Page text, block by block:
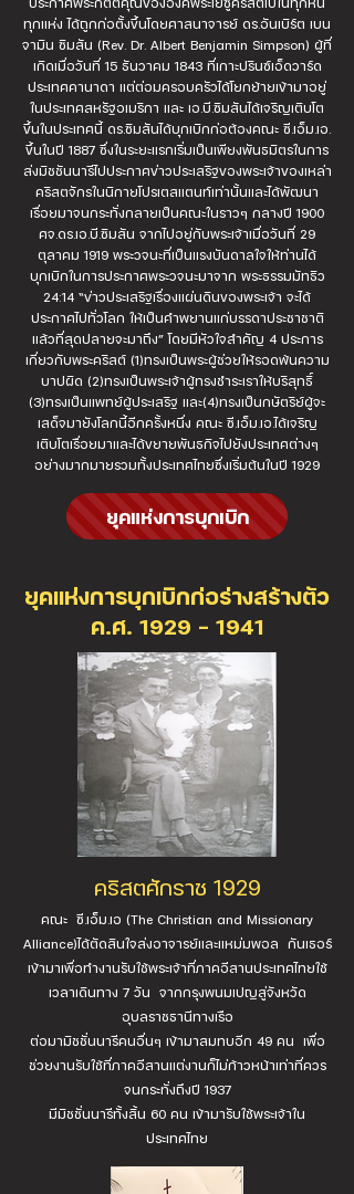
ทุกแห่ง ได้ถูกก่อตั้งขึ้นโดยศาสนาจารย์ ดร.อันเบิร์ต เบน
จามิน ซิมสัน (Rev. Dr. Albert Benjamin Simpson) ผู้ที่
เกิดเมื่อวันที่ 15 ธันวาคม 1843 ที่เกาะปรินซ์เอ็ดวาร์ด
ประเทศคานาดา แต่ต่อมครอบครัวได้โยกย้ายเข้ามาอยู่
ในประเทศสหรัฐอเมริกา และ เอ.บี.ซิมสันได้เจริญเติบโต
ขึ้นในประเทศนี้ ดร.ซิมสันได้บุกเบิกก่อต้องคณะ ซี.เอ็ม.เอ.
ขึ้นในปี 1887 ซึ่งในระยะแรกเริ่มเป็นเพียงพันธมิตรในการ
ส่งมิชชันนารีไปประกาศข่าวประเสริฐของพระเจ้าของเหล่า
คริสตจักรในนิกายโปรเตสแตนท์เท่านั้นและได้พัฒนา
เรื่อยมาจนกระทั่งกลายเป็นคณะในราวๆ กลางปี 1900
ศจ.ดร.เอ.บี.ซิมสัน จากไปอยู่กับพระเจ้าเมื่อวันที่ 29
ตุลาคม 1919 พระวจนะที่เป็นแรงบันดาลใจให้ท่านได้
บุกเบิกในการประกาศพระวจนะมาจาก พระธรรมมัทธิว
24:14 “ข่าวประเสริฐเรื่องแผ่นดินของพระเจ้า จะได้
ประกาศไปทั่วโลก ให้เป็นคำพยานแก่บรรดาประชาชาติ
แล้วที่สุดปลายจะมาถึง” โดยมีหัวใจสำคัญ 4 ประการ
เกี่ยวกับพระคริสต์ (1)ทรงเป็นพระผู้ช่วยให้รอดพ้นความ
บาปผิด (2)ทรงเป็นพระเจ้าผู้ทรงชำระเราให้บริสุทธิ์
(3)ทรงเป็นแพทย์ผู้ประเสริฐ และ(4)ทรงเป็นกษัตริย์ผู้จะ
เสด็จมายังโลกนี้อีกครั้งหนึ่ง คณะ ซี.เอ็ม.เอ.ได้เจริญ
เติบโตเรื่อยมาและได้ขยายพันธกิจไปยังประเทศต่างๆ
อย่างมากมายรวมทั้งประเทศไทยซึ่งเริ่มต้นในปี 1929
ยุคแห่งการบุกเบิก
ยุคแห่งการบุกเบิกก่อร่างสร้างตัว
ค.ศ. 1929 – 1941
คริสตศักราช 1929
คณะ ซี.เอ็ม.เอ (The Christian and Missionary
Alliance)ได้ตัดสินใจส่งอาจารย์และแหม่มพอล กันเธอร์
เข้ามาเพื่อทำงานรับใช้พระเจ้าที่ภาคอีสานประเทศไทยใช้
เวลาเดินทาง 7 วัน จากกรุงพนมเปญสู่จังหวัด
อุบลราชธานีทางเรือ
ต่อมามิชชั่นนารีคนอื่นๆ เข้ามาสมทบอีก 49 คน เพื่อ
ช่วยงานรับใช้ที่ภาคอีสานแต่งานก็ไม่ก้าวหน้าเท่าที่ควร
จนกระทั่งถึงปี 1937
มีมิชชั่นนารีทั้งสิ้น 60 คน เข้ามารับใช้พระเจ้าใน
ประเทศไทย